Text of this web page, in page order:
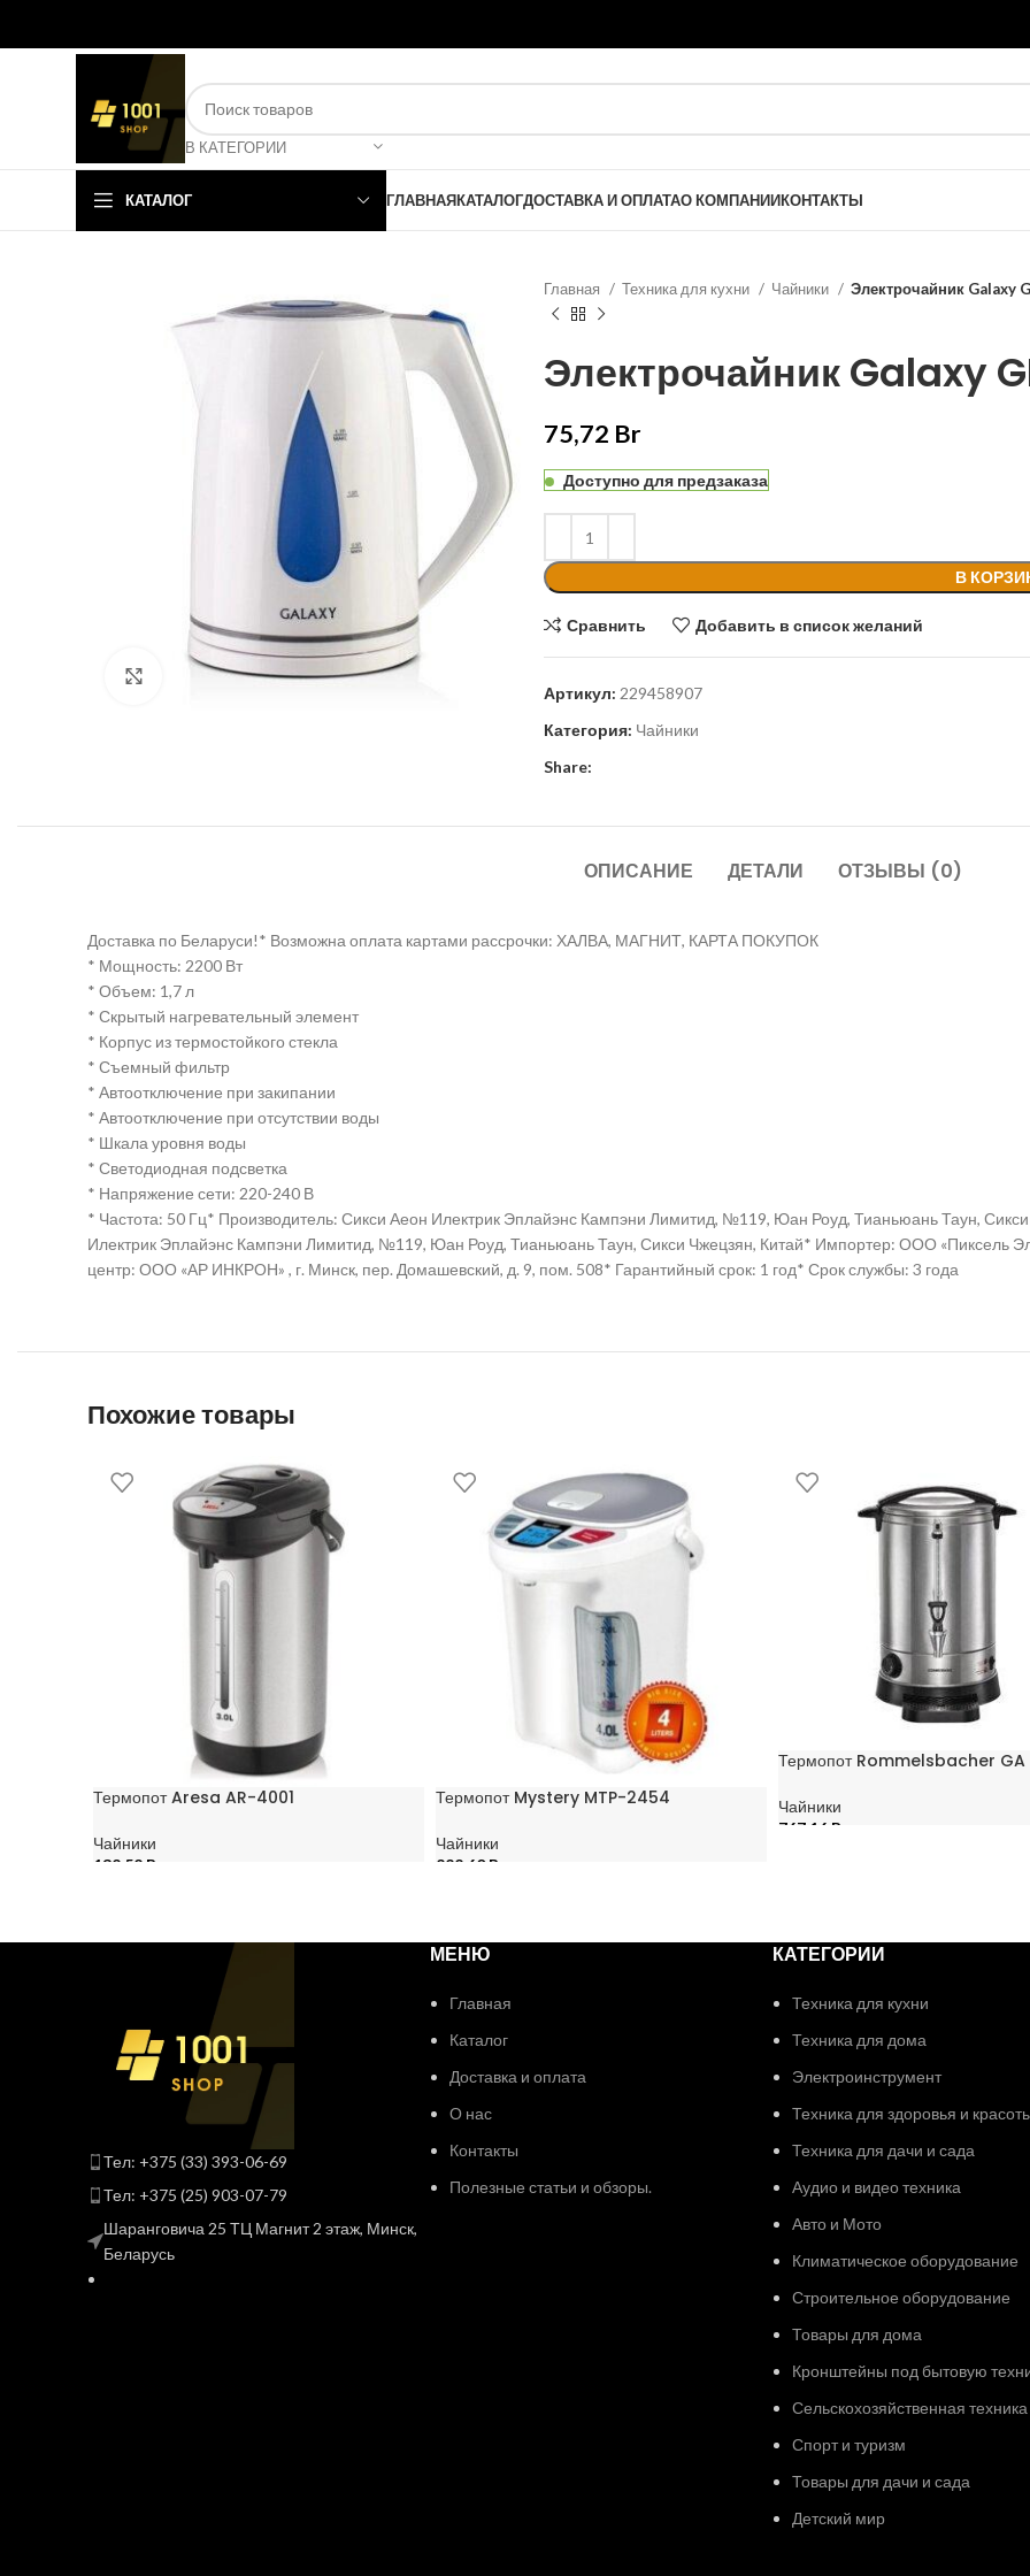
В КАТЕГОРИИ
КАТАЛОГ ГЛАВНАЯКАТАЛОГДОСТАВКА И ОПЛАТАО КОМПАНИИКОНТАКТЫ
Нажмите, чтобы увеличить
Главная Техника для кухни Чайники Электрочайник Galaxy
Электрочайник Galaxy
75,72 Br
Доступно для предзаказа
В
Сравнить Добавить в список желаний
Артикул: 229458907
Категория: Чайники
Share:
ОПИСАНИЕ ДЕТАЛИ ОТЗЫВЫ (0)
Доставка по Беларуси!* Возможна оплата картами рассрочки: ХАЛВА, МАГНИТ, КАРТА ПОКУПОК
* Мощность: 2200 Вт
* Объем: 1,7 л
* Скрытый нагревательный элемент
* Корпус из термостойкого стекла
* Съемный фильтр
* Автоотключение при закипании
* Автоотключение при отсутствии воды
* Шкала уровня воды
* Светодиодная подсветка
* Напряжение сети: 220-240 В
* Частота: 50 Гц* Производитель: Сикси Аеон Илектрик Эплайэнс Кампэни Лимитид, №119, Юан Роуд, Тианьюань Таун,
Илектрик Эплайэнс Кампэни Лимитид, №119, Юан Роуд, Тианьюань Таун, Сикси Чжецзян, Китай* Импортер: ООО «Пиксель
центр: ООО «АР ИНКРОН» , г. Минск, пер. Домашевский, д. 9, пом. 508* Гарантийный срок: 1 год* Срок службы: 3 года
Похожие товары
Термопот Aresa AR-4001
Чайники
132,52 Br
Термопот Mystery MTP-2454
Чайники
222,60 Br
Термопот Rommelsbacher GA
Чайники
767,16 Br
Тел: +375 (33) 393-06-69
Тел: +375 (25) 903-07-79
Шаранговича 25 ТЦ Магнит 2 этаж, Минск,
Беларусь
МЕНЮ
Главная
Каталог
Доставка и оплата
О нас
Контакты
Полезные статьи и обзоры.
КАТЕГОРИИ
Техника для кухни
Техника для дома
Электроинструмент
Техника для здоровья и
Техника для дачи и сада
Аудио и видео техника
Авто и Мото
Климатическое оборудование
Строительное оборудование
Товары для дома
Кронштейны под бытовую
Сельскохозяйственная техника
Спорт и туризм
Товары для дачи и сада
Детский мир